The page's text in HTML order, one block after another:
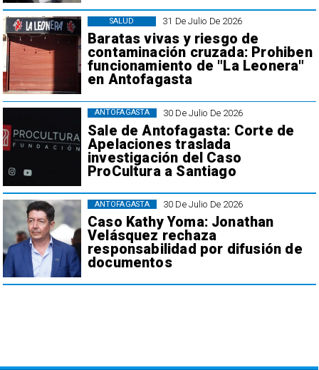
31 De Julio De 2026
Baratas vivas y riesgo de
contaminación cruzada: Prohiben
funcionamiento de "La Leonera"
en Antofagasta
SALUD
30 De Julio De 2026
Sale de Antofagasta: Corte de
Apelaciones traslada
investigación del Caso
ProCultura a Santiago
ANTOFAGASTA
30 De Julio De 2026
Caso Kathy Yoma: Jonathan
Velásquez rechaza
responsabilidad por difusión de
documentos
ANTOFAGASTA